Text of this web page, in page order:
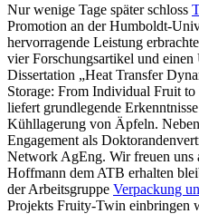
Nur wenige Tage später schloss
Promotion an der Humboldt-
hervorragende Leistung
vier Forschungsartikel und
Dissertation „Heat Transfer
Storage: From Individual Fruit
liefert grundlegende
Kühllagerung von Äpfeln.
Engagement als
Network AgEng. Wir freuen uns
Hoffmann dem ATB erhalten
der Arbeitsgruppe Verpackung
Projekts Fruity-Twin einbringen